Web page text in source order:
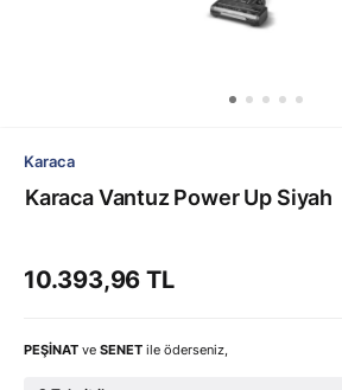
Karaca
Karaca Vantuz Power Up Siyah
10.393,96 TL
PEŞİNAT ve SENET ile öderseniz,